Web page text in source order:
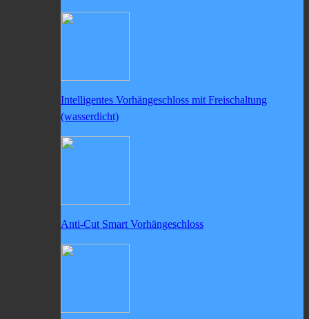
Intelligentes Vorhängeschloss mit Freischaltung
(wasserdicht)
Anti-Cut Smart Vorhängeschloss